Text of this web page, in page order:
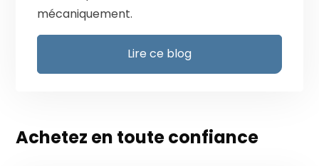
mécaniquement.
Lire ce blog
Achetez en toute confiance